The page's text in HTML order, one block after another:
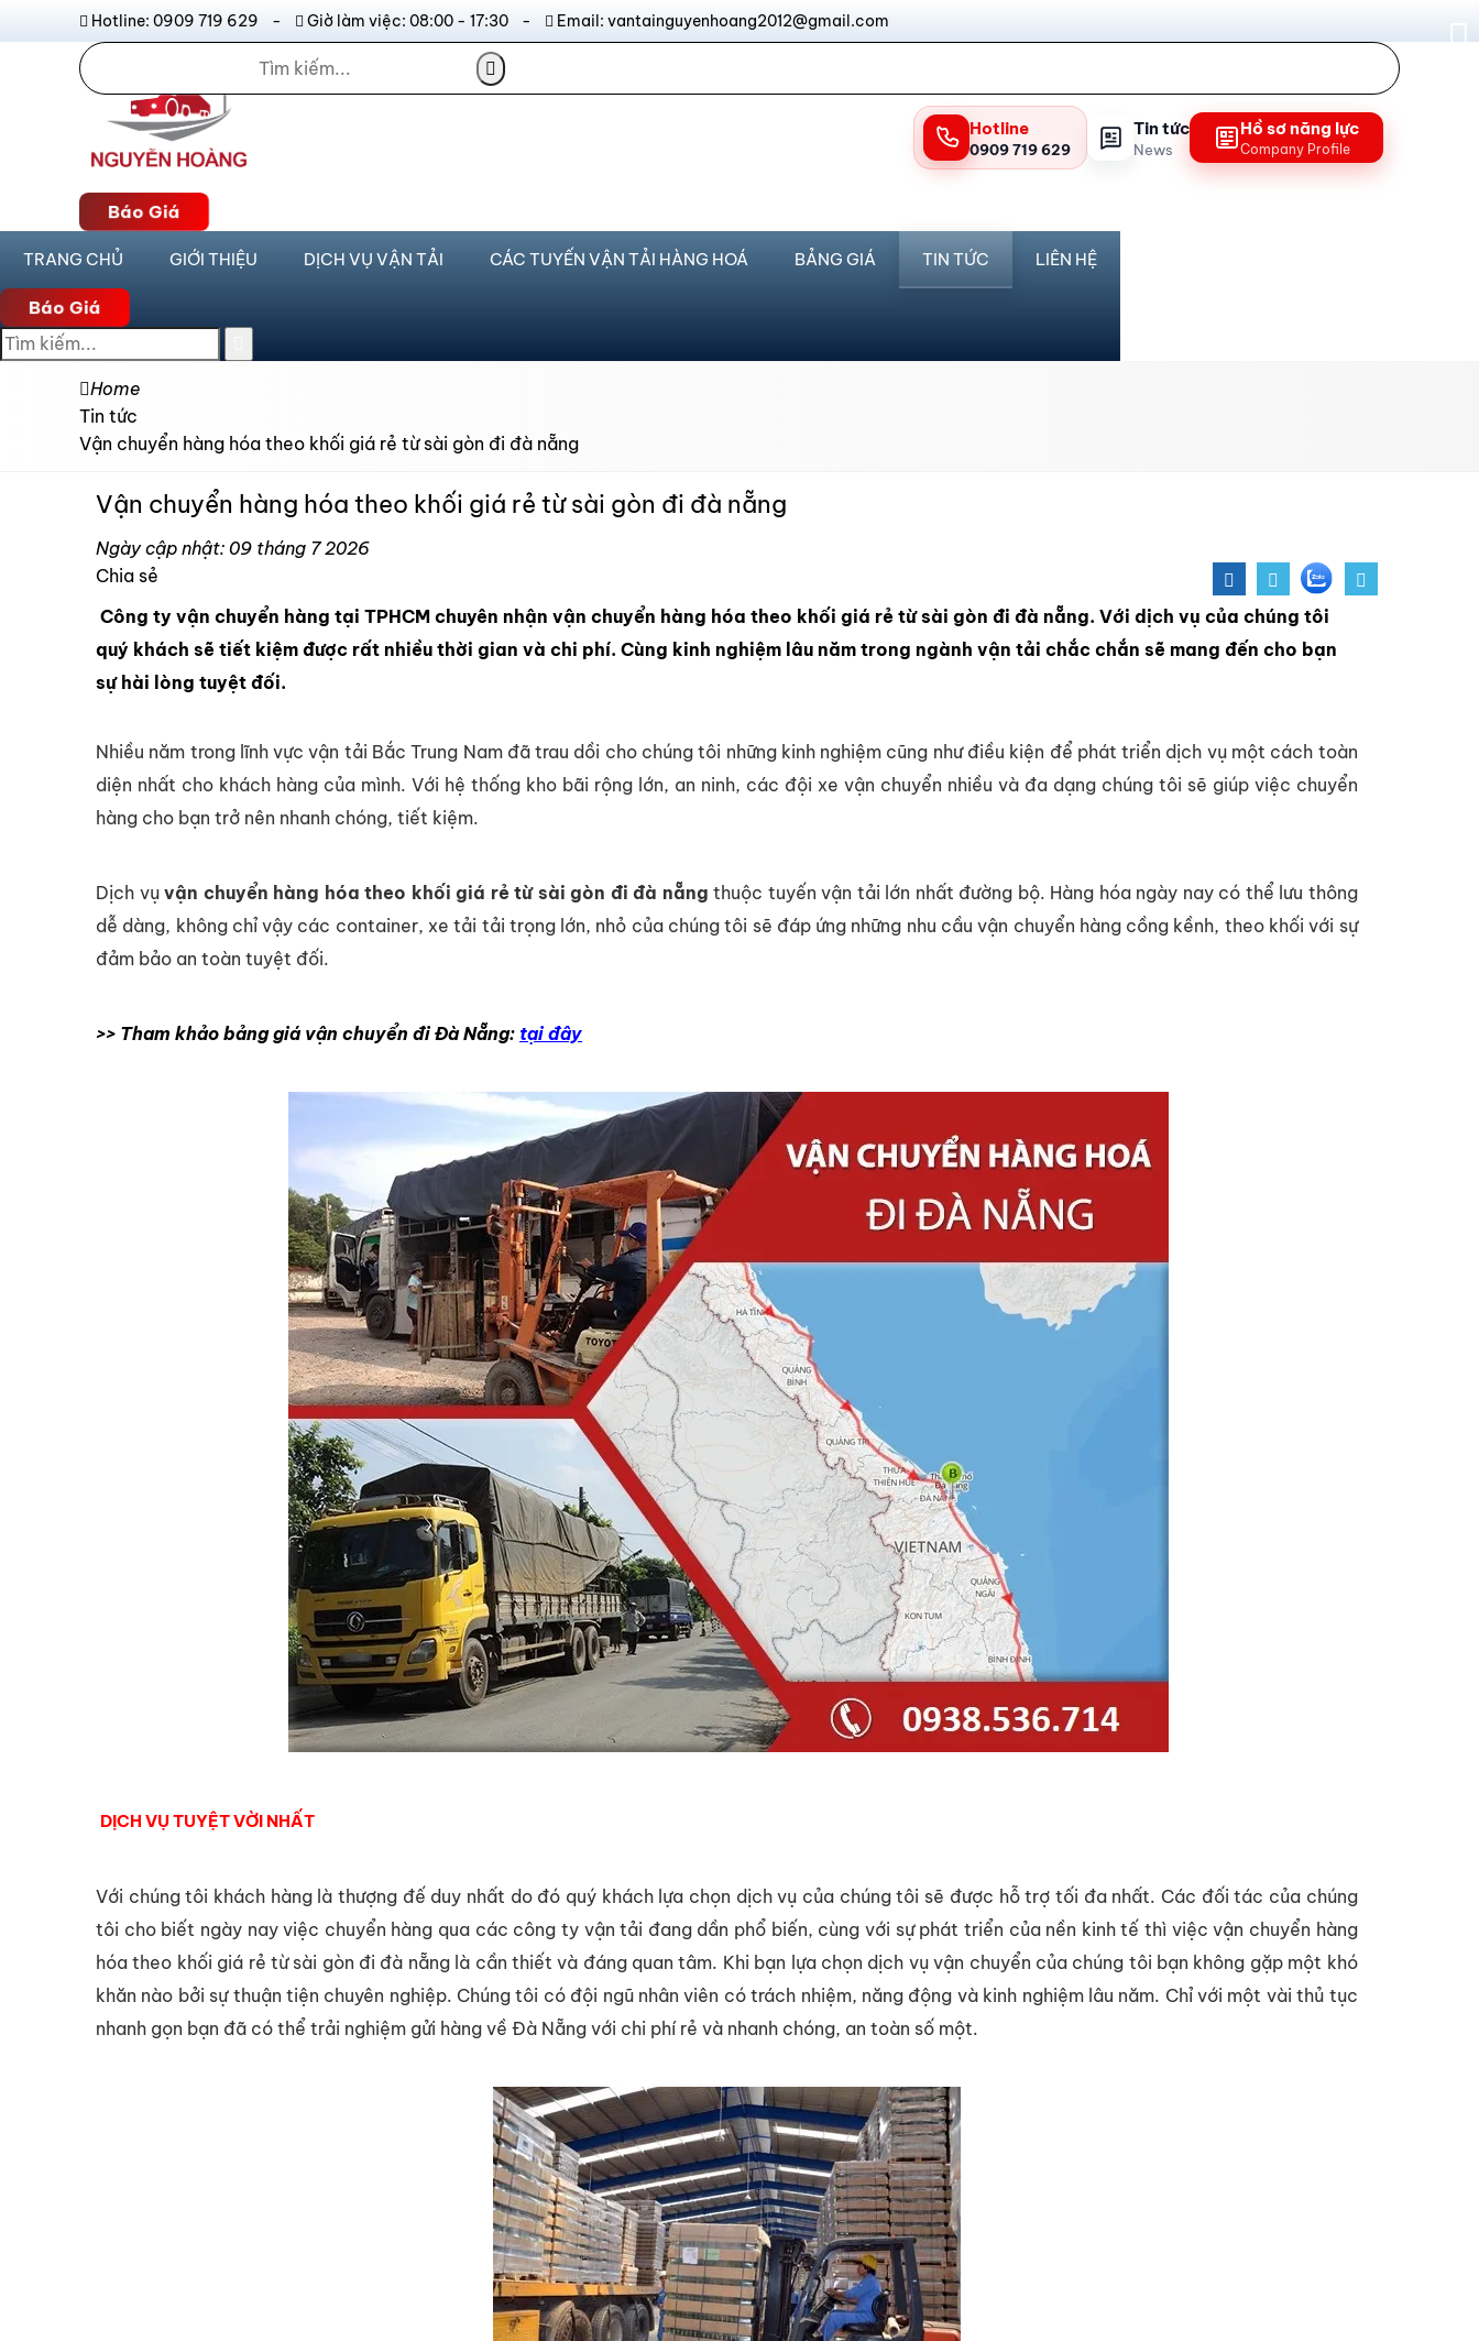
Hotline: 0909 719 629 - Giờ làm việc: 08:00 - 17:30 - Email: vantainguyenhoang2012@gmail.com
Báo Giá
Hotline
0909 719 629
Tin tức
News
Hồ sơ năng lực
Company Profile
TRANG CHỦ GIỚI THIỆU DỊCH VỤ VẬN TẢI CÁC TUYẾN VẬN TẢI HÀNG HOÁ BẢNG GIÁ TIN TỨC LIÊN HỆ
Báo Giá
Home
Tin tức
Vận chuyển hàng hóa theo khối giá rẻ từ sài gòn đi đà nẵng
Vận chuyển hàng hóa theo khối giá rẻ từ sài gòn đi đà nẵng
Ngày cập nhật: 09 tháng 7 2026
Chia sẻ
Công ty vận chuyển hàng tại TPHCM chuyên nhận vận chuyển hàng hóa theo khối giá rẻ từ sài gòn đi đà nẵng. Với dịch vụ của chúng tôi
quý khách sẽ tiết kiệm được rất nhiều thời gian và chi phí. Cùng kinh nghiệm lâu năm trong ngành vận tải chắc chắn sẽ mang đến cho bạn
sự hài lòng tuyệt đối.
Nhiều năm trong lĩnh vực vận tải Bắc Trung Nam đã trau dồi cho chúng tôi những kinh nghiệm cũng như điều kiện để phát triển dịch vụ một cách toàn
diện nhất cho khách hàng của mình. Với hệ thống kho bãi rộng lớn, an ninh, các đội xe vận chuyển nhiều và đa dạng chúng tôi sẽ giúp việc chuyển
hàng cho bạn trở nên nhanh chóng, tiết kiệm.
Dịch vụvận chuyển hàng hóa theo khối giá rẻ từ sài gòn đi đà nẵng thuộc tuyến vận tải lớn nhất đường bộ. Hàng hóa ngày nay có thể lưu thông
dễ dàng, không chỉ vậy các container, xe tải tải trọng lớn, nhỏ của chúng tôi sẽ đáp ứng những nhu cầu vận chuyển hàng cồng kềnh, theo khối với sự
đảm bảo an toàn tuyệt đối.
>> Tham khảo bảng giá vận chuyển đi Đà Nẵng: tại đây
DỊCH VỤ TUYỆT VỜI NHẤT
Với chúng tôi khách hàng là thượng đế duy nhất do đó quý khách lựa chọn dịch vụ của chúng tôi sẽ được hỗ trợ tối đa nhất. Các đối tác của chúng
tôi cho biết ngày nay việc chuyển hàng qua các công ty vận tải đang dần phổ biến, cùng với sự phát triển của nền kinh tế thì việc vận chuyển hàng
hóa theo khối giá rẻ từ sài gòn đi đà nẵng là cần thiết và đáng quan tâm. Khi bạn lựa chọn dịch vụ vận chuyển của chúng tôi bạn không gặp một khó
khăn nào bởi sự thuận tiện chuyên nghiệp. Chúng tôi có đội ngũ nhân viên có trách nhiệm, năng động và kinh nghiệm lâu năm. Chỉ với một vài thủ tục
nhanh gọn bạn đã có thể trải nghiệm gửi hàng về Đà Nẵng với chi phí rẻ và nhanh chóng, an toàn số một.